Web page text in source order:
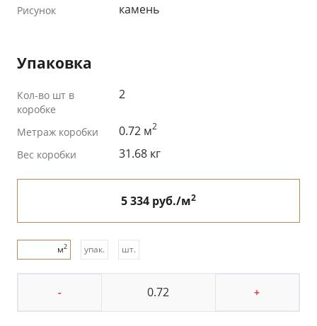
Рисунок камень
Упаковка
Кол-во шт в
коробке
2
Метраж коробки 0.72 м2
Вес коробки 31.68 кг
5 334 руб./м2
м2 упак. шт.
- +